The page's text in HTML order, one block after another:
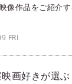
像作品をご紹介
・アニメの中か
プ！ 今回は、お
ろい「もし
FRI
画好きが選